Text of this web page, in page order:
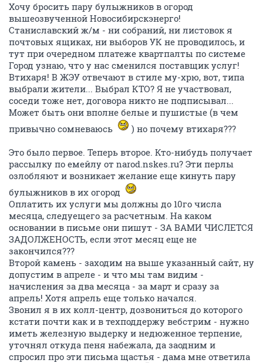
Хочу бросить пару булыжников в огород
вышеозвученной Новосибирскэнерго!
Станиславский ж/м - ни собраний, ни листовок я
почтовых ящиках, ни выборов УК не проводилось, и
тут при очередном платеже квартпалты по системе
Город узнаю, что у нас сменился поставщик услуг!
Втихаря! В ЖЭУ отвечают в стиле му-хрю, вот, типа
выбрали жители... Выбрал КТО? Я не участвовал,
соседи тоже нет, договора никто не подписывал...
Может быть они вполне белые и пушистые (в чем
привычно сомневаюсь
) но почему втихаря???
Это было первое. Теперь второе. Кто-нибудь получает
рассылку по емейлу от narod.nskes.ru? Эти перлы
озлобляют и возникает желание еще кинуть пару
булыжников в их огород
Оплатить их услуги мы должны до 10го числа
месяца, следуещего за расчетным. На каком
основании в письме они пишут - ЗА ВАМИ ЧИСЛЕТСЯ
ЗАДОЛЖЕНОСТЬ, если этот месяц еще не
закончился???
Второй камень - заходим на выше указанный сайт, ну
допустим в апреле - и что мы там видим -
начисления за два месяца - за март и сразу за
апрель! Хотя апрель еще только начался.
Звонил я в их колл-центр, дозвониться до которого
кстати почти как и в техподдержу вебстрим - нужно
иметь железную выдерку и недюженное терпение,
уточнял откуда пеня набежала, да заодним и
спросил про эти письма щастья - дама мне ответила